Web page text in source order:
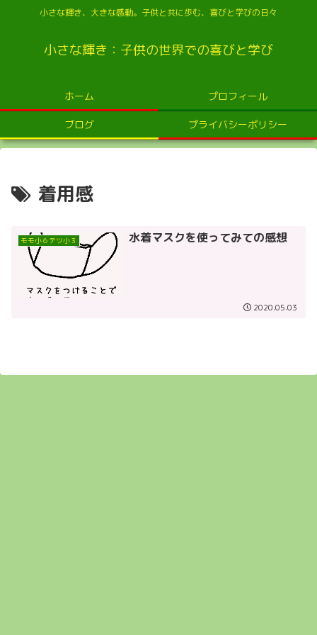
小さな輝き、大きな感動。子供と共に歩む、喜びと学びの日々
小さな輝き：子供の世界での喜びと学び
ホーム プロフィール
ブログ プライバシーポリシー
着用感
モモ小６テツ小３ 水着マスクを使ってみての感想
2020.05.03